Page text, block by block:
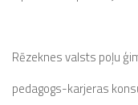
Rēzeknes valsts poļu
pedagogs-karjeras